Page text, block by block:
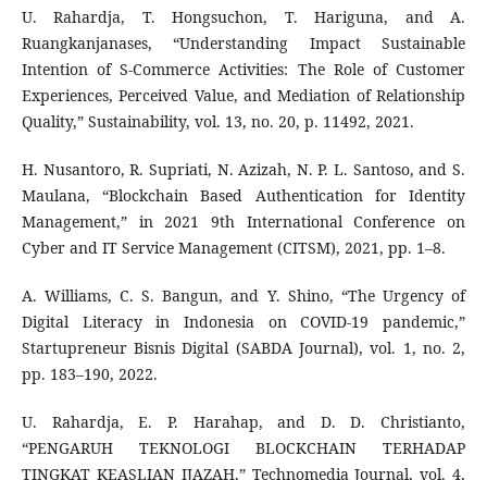
U. Rahardja, T. Hongsuchon, T. Hariguna, and A.
Ruangkanjanases, “Understanding Impact Sustainable
Intention of S-Commerce Activities: The Role of Customer
Experiences, Perceived Value, and Mediation of Relationship
Quality,” Sustainability, vol. 13, no. 20, p. 11492, 2021.
H. Nusantoro, R. Supriati, N. Azizah, N. P. L. Santoso, and S.
Maulana, “Blockchain Based Authentication for Identity
Management,” in 2021 9th International Conference on
Cyber and IT Service Management (CITSM), 2021, pp. 1–8.
A. Williams, C. S. Bangun, and Y. Shino, “The Urgency of
Digital Literacy in Indonesia on COVID-19 pandemic,”
Startupreneur Bisnis Digital (SABDA Journal), vol. 1, no. 2,
pp. 183–190, 2022.
U. Rahardja, E. P. Harahap, and D. D. Christianto,
“PENGARUH TEKNOLOGI BLOCKCHAIN TERHADAP
TINGKAT KEASLIAN IJAZAH,” Technomedia Journal, vol. 4,